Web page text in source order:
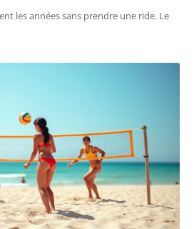
les années sans prendre une ride. Le